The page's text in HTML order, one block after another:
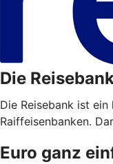
Die
Die Reisebank ist
Raiffeisenbanken.
Euro ganz